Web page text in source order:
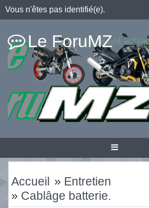
Vous n'êtes pas identifié(e).
Le ForuMZ
Accueil » Entretien
» Cablâge batterie.